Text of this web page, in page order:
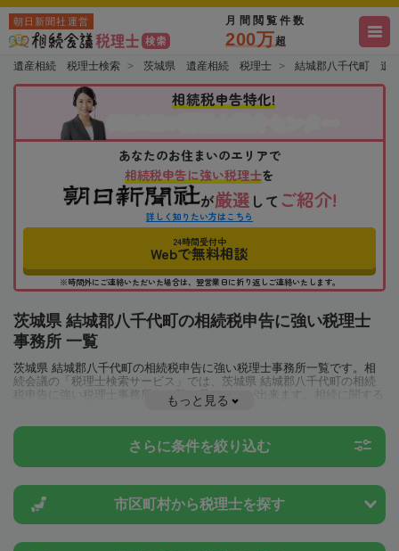
朝日新聞社運営 月間閲覧件数
200万超
遺産相続 税理士検索 茨城県 遺産相続 税理士 結城郡八千代町 遺
相続税申告特化!
あなたのお住まいのエリアで
相続税申告に強い税理士を
が厳選 して ご紹介!
詳しく知りたい方はこちら
24時間受付中
Webで無料相談
※時間外にご連絡いただいた場合は、翌営業日に折り返しご連絡いたします。
茨城県 結城郡八千代町の相続税申告に強い税理士
事務所 一覧
茨城県 結城郡八千代町の相続税申告に強い税理士事務所一覧です。相
続会議の「税理士検索サービス」では、茨城県 結城郡八千代町の相続
税申告に強い税理士事務所を一覧で見ることが出来ます。相続に関する
税金や特例制度のことは一度近隣の税理士に相談してみましょう。
もっと見る
さらに条件を絞り込む
市区町村から税理士を探す